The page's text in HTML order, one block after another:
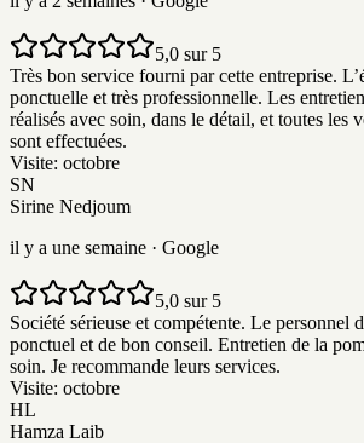
5,0 sur 5
Très bon service fourni par cette entreprise.
ponctuelle et très professionnelle. Les
réalisés avec soin, dans le détail, et toutes les
sont effectuées.
Visite: octobre
SN
Sirine Nedjoum
il y a une semaine · Google
5,0 sur 5
Société sérieuse et compétente. Le personnel
ponctuel et de bon conseil. Entretien de la
soin. Je recommande leurs services.
Visite: octobre
HL
Hamza Laib